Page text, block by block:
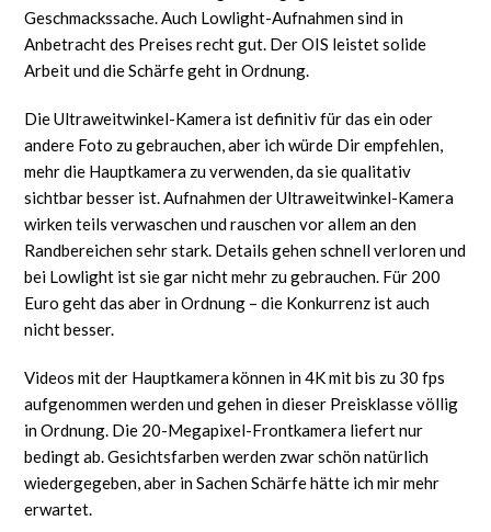
Geschmackssache. Auch Lowlight-Aufnahmen sind in
Anbetracht des Preises recht gut. Der OIS leistet solide
Arbeit und die Schärfe geht in Ordnung.
Die Ultraweitwinkel-Kamera ist definitiv für das ein oder
andere Foto zu gebrauchen, aber ich würde Dir empfehlen,
mehr die Hauptkamera zu verwenden, da sie qualitativ
sichtbar besser ist. Aufnahmen der Ultraweitwinkel-Kamera
wirken teils verwaschen und rauschen vor allem an den
Randbereichen sehr stark. Details gehen schnell verloren und
bei Lowlight ist sie gar nicht mehr zu gebrauchen. Für 200
Euro geht das aber in Ordnung – die Konkurrenz ist auch
nicht besser.
Videos mit der Hauptkamera können in 4K mit bis zu 30 fps
aufgenommen werden und gehen in dieser Preisklasse völlig
in Ordnung. Die 20-Megapixel-Frontkamera liefert nur
bedingt ab. Gesichtsfarben werden zwar schön natürlich
wiedergegeben, aber in Sachen Schärfe hätte ich mir mehr
erwartet.